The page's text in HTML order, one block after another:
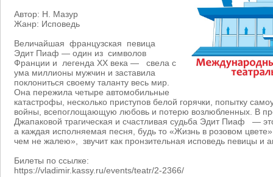
Автор: Н. Мазур
Жанр: Исповедь
Величайшая французская певица
Эдит Пиаф — один из символов
Франции и легенда ХХ века — свела с
ума миллионы мужчин и заставила
поклониться своему таланту весь мир.
Она пережила четыре автомобильные
катастрофы, несколько приступов белой горячки, попытку
войны, всепоглощающую любовь и потерю возлюбленных. В
Джапаковой трагическая и счастливая судьба Эдит Пиаф —
а каждая исполняемая песня, будь то «Жизнь в розовом
чем не жалею», звучит как пронзительная исповедь певицы и
Билеты по ссылке:
https://vladimir.kassy.ru/events/teatr/2-2366/